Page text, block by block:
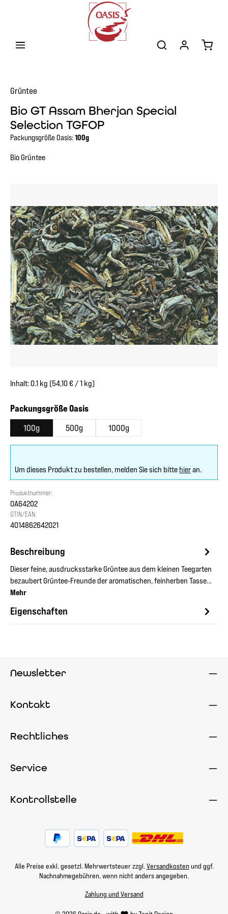
Grüntee
Bio GT Assam Bherjan Special
Selection TGFOP
Packungsgröße Oasis:100g
Bio Grüntee
Inhalt:0.1 kg (54,10 € / 1 kg)
Packungsgröße Oasisauswählen
100g 500g 1000g
Um dieses Produkt zu bestellen, melden Sie sich bitte hieran.
Produktnummer:
OA64202
GTIN/EAN:
4014862642021
Beschreibung
Dieser feine, ausdrucksstarke Grüntee aus dem kleinen Teegarten
bezaubert Grüntee-Freunde der aromatischen, feinherben Tasse…
Mehr
Eigenschaften
Newsletter
Kontakt
Rechtliches
Service
Kontrollstelle
Alle Preise exkl. gesetzl. Mehrwertsteuer zzgl. Versandkosten und ggf.
Nachnahmegebühren, wenn nicht anders angegeben.
Zahlung und Versand